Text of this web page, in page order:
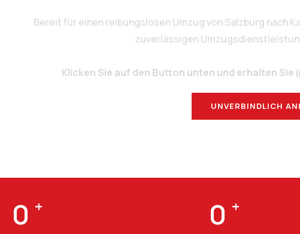
Bereit für einen reibungslosen Umzug von Salzburg nach
zuverlässigen
Klicken Sie auf den Button unten und erhalten Sie
UNVERBINDLICH
0 + 0 +